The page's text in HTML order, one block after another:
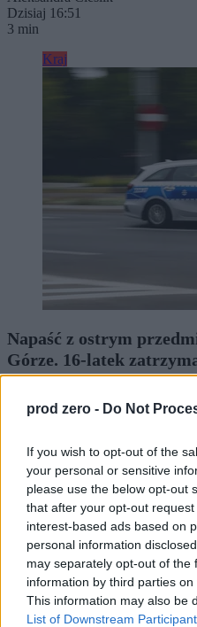
prod zero - Do Not
If you wish to opt-out of the
your personal or sensitive
please use the below opt-out
that after your opt-out
interest-based ads based on
personal information
may separately opt-out of
information by third parties
This information may also be
List of Downstream
Dzisiaj 16:51
3 min
Kraj
Napaść z ostrym
Górze. 16-latek
doszło do napaści z użyciem
latek; drugiego nastolatka policja
Aleksandra Cieślik
Dzisiaj 15:22
Reklama
Reklama